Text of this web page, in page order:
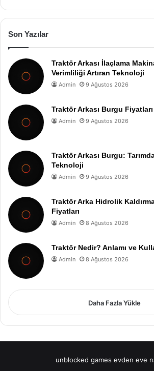
Son Yazılar
Traktör Arkası İlaçlama
Verimliliği Artıran Teknoloji
Admin 9 Ağustos 2026
Traktör Arkası Burgu
Admin 9 Ağustos 2026
Traktör Arkası Burgu:
Teknoloji
Admin 9 Ağustos 2026
Traktör Arka Hidrolik
Fiyatları
Admin 8 Ağustos 2026
Traktör Nedir? Anlamı ve
Admin 8 Ağustos 2026
Daha Fazla Yükle
unblocked games evden eve